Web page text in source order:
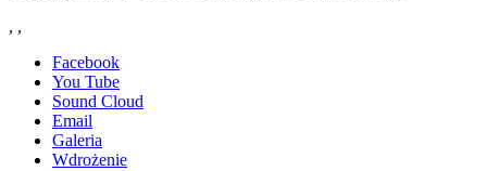
Facebook
You Tube
Sound Cloud
Email
Galeria
Wdrożenie